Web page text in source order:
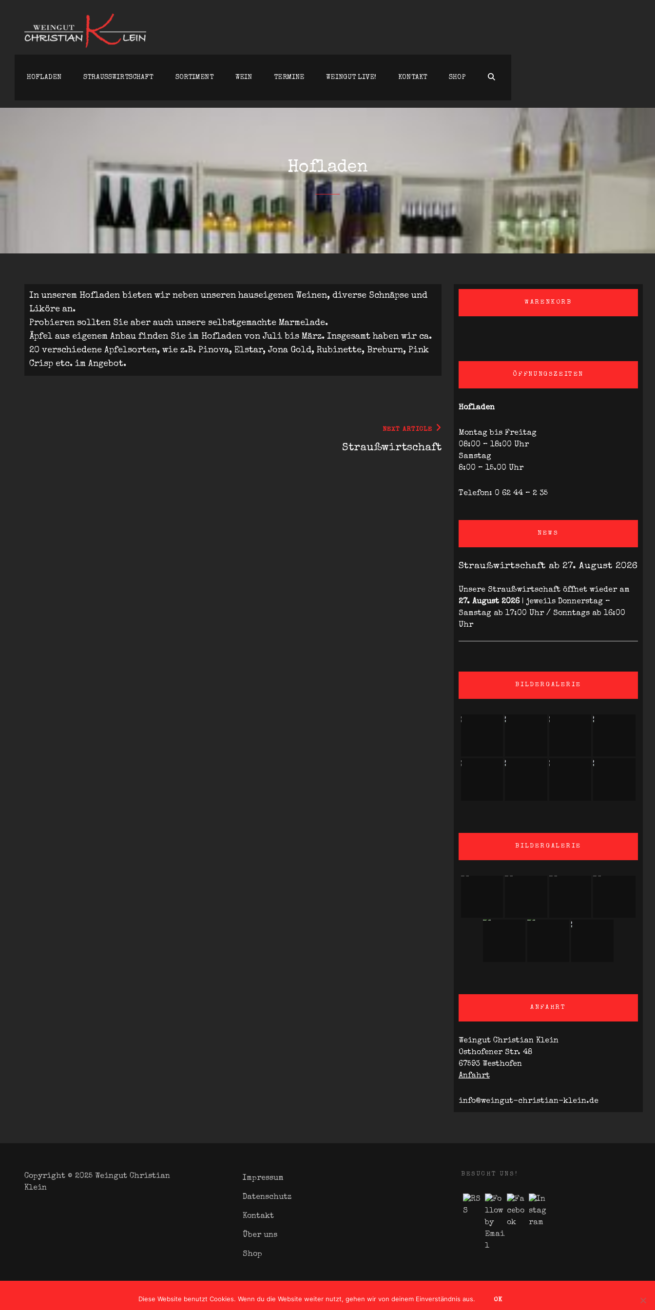
HOFLADEN STRAUSSWIRTSCHAFT SORTIMENT WEIN TERMINE WEINGUT LIVE! KONTAKT SHOP
Hofladen
In unserem Hofladen bieten wir neben unseren hauseigenen Weinen, diverse Schnäpse und
Liköre an.
Probieren sollten Sie aber auch unsere selbstgemachte Marmelade.
Äpfel aus eigenem Anbau finden Sie im Hofladen von Juli bis März. Insgesamt haben wir ca.
20 verschiedene Apfelsorten, wie z.B. Pinova, Elstar, Jona Gold, Rubinette, Breburn, Pink
Crisp etc. im Angebot.
Post
NEXT ARTICLE
Straußwirtschaft
WARENKORB
ÖFFNUNGSZEITEN
Hofladen
Montag bis Freitag
08:00 – 18:00 Uhr
Samstag
8:00 – 15.00 Uhr
Telefon: 0 62 44 – 2 35
NEWS
Straußwirtschaft ab 27. August 2026
Unsere Straußwirtschaft öffnet wieder am
27. August 2026| jeweils Donnerstag –
Samstag ab 17:00 Uhr / Sonntags ab 16:00
Uhr
BILDERGALERIE
BILDERGALERIE
ANFAHRT
Weingut Christian Klein
Osthofener Str. 48
67593 Westhofen
Anfahrt
info@weingut-christian-klein.de
Copyright © 2025 Weingut Christian
Klein
Impressum
Datenschutz
Kontakt
Über uns
Shop
BESUCHT UNS!
Diese Website benutzt Cookies. Wenn du die Website weiter nutzt, gehen wir von deinem Einverständnis aus. OK